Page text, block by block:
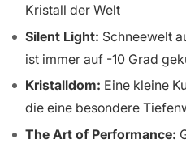
Kristall der Welt
Silent Light: Schneewelt
ist immer auf -10 Grad
Kristalldom: Eine kleine
die eine besondere
The Art of Performance: